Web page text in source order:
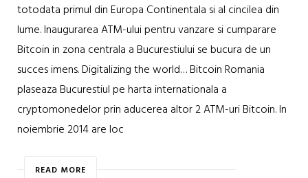
totodata primul din Europa Continentala si al cincilea din
lume. Inaugurarea ATM-ului pentru vanzare si cumparare
Bitcoin in zona centrala a Bucurestiului se bucura de un
succes imens. Digitalizing the world… Bitcoin Romania
plaseaza Bucurestiul pe harta internationala a
cryptomonedelor prin aducerea altor 2 ATM-uri Bitcoin. In
noiembrie 2014 are loc
READ MORE